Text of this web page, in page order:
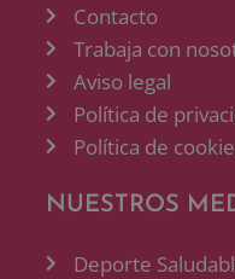
Contacto
Trabaja con
Aviso legal
Política de
Política de
NUESTROS
Deporte